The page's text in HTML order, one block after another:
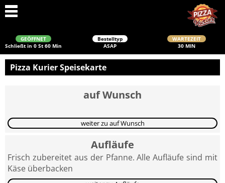
GEÖFFNET
Schließt in 0 St 60 Min
Bestelltyp
ASAP
WARTEZEIT
30 MIN
Pizza Kurier Speisekarte
auf Wunsch
weiter zu auf Wunsch
Aufläufe
Frisch zubereitet aus der Pfanne. Alle Aufläufe sind mit
Käse überbacken